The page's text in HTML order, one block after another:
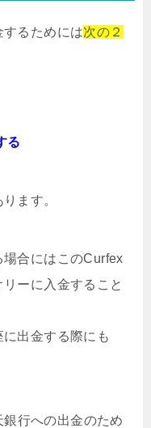
るためには次の２
る
ます。
合にはこのCurfex
ーに入金すること
出金する際にも
行への出金のため